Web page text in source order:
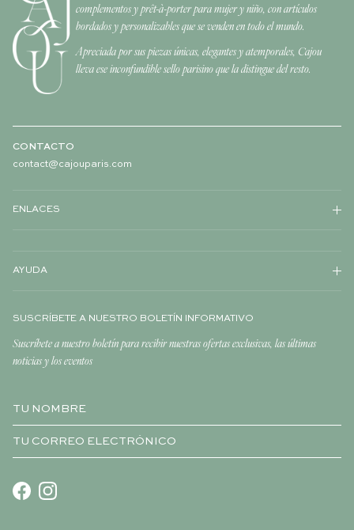
complementos y prêt-à-porter para mujer y niño, con artículos
bordados y personalizables que se venden en todo el mundo.
Apreciada por sus piezas únicas, elegantes y atemporales, Cajou
lleva ese inconfundible sello parisino que la distingue del resto.
CONTACTO
contact@cajouparis.com
ENLACES
AYUDA
SUSCRÍBETE A NUESTRO BOLETÍN INFORMATIVO
Suscríbete a nuestro boletín para recibir nuestras ofertas exclusivas, las últimas
noticias y los eventos
FacebookInstagram